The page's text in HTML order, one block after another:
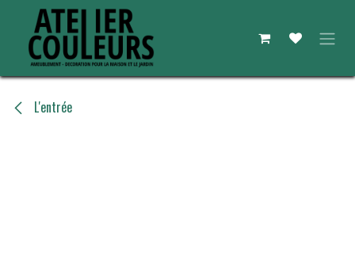
Se rendre au contenu
L'entrée